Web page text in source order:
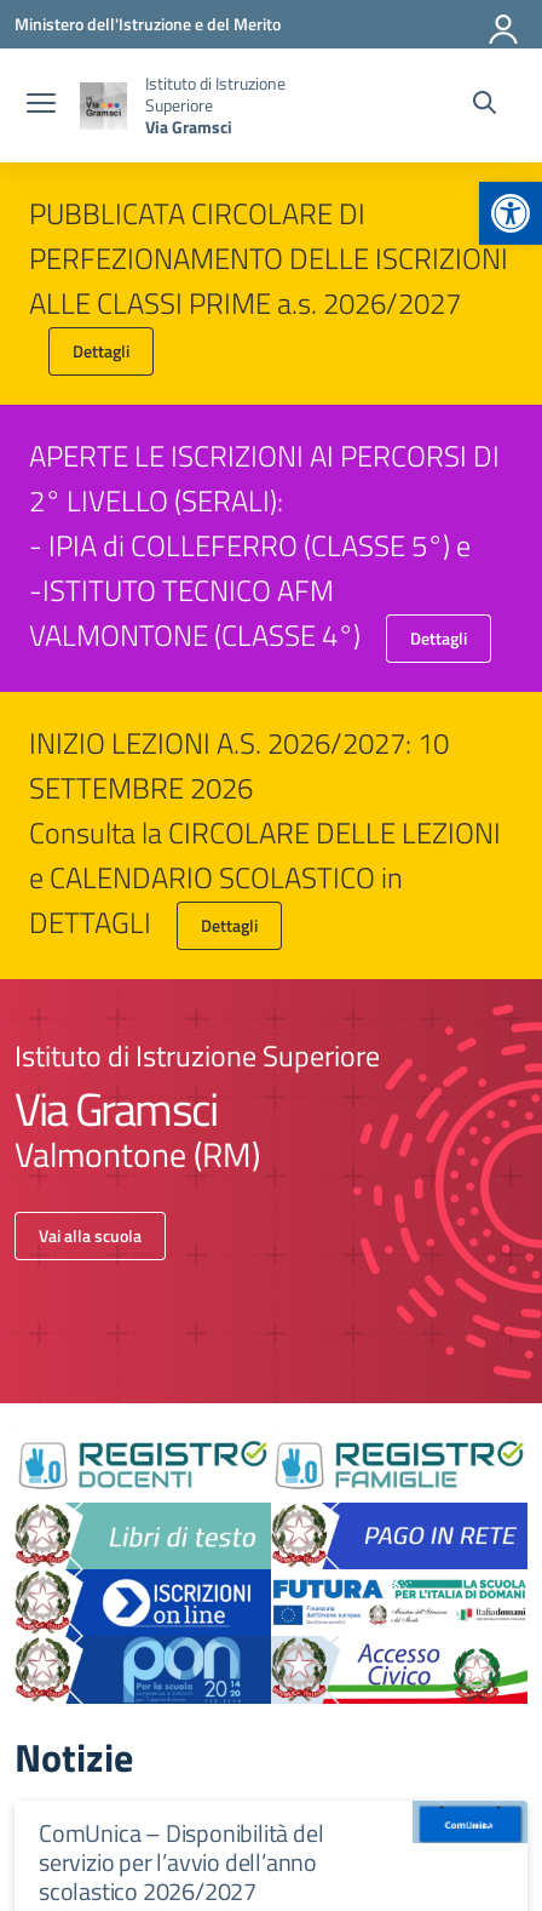
Vai ai contenuti
Vai al menu di navigazione
Vai al footer
Ministero dell'Istruzione e del Merito
Istituto di Istruzione
Superiore
Via Gramsci
PUBBLICATA CIRCOLARE DI
PERFEZIONAMENTO DELLE ISCRIZIONI
ALLE CLASSI PRIME a.s. 2026/2027
Dettagli
APERTE LE ISCRIZIONI AI PERCORSI DI
2° LIVELLO (SERALI):
- IPIA di COLLEFERRO (CLASSE 5°) e
-ISTITUTO TECNICO AFM
VALMONTONE (CLASSE 4°)
Dettagli
INIZIO LEZIONI A.S. 2026/2027: 10
SETTEMBRE 2026
Consulta la CIRCOLARE DELLE LEZIONI
e CALENDARIO SCOLASTICO in
DETTAGLI
Dettagli
Istituto di Istruzione Superiore
Via Gramsci
Valmontone (RM)
Vai alla scuola
Notizie
ComUnica – Disponibilità del
servizio per l’avvio dell’anno
scolastico 2026/2027